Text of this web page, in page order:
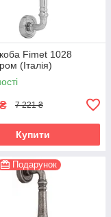
Fimet 1028
(Італія)
₴ 7 221 ₴
Купити
Подарунок